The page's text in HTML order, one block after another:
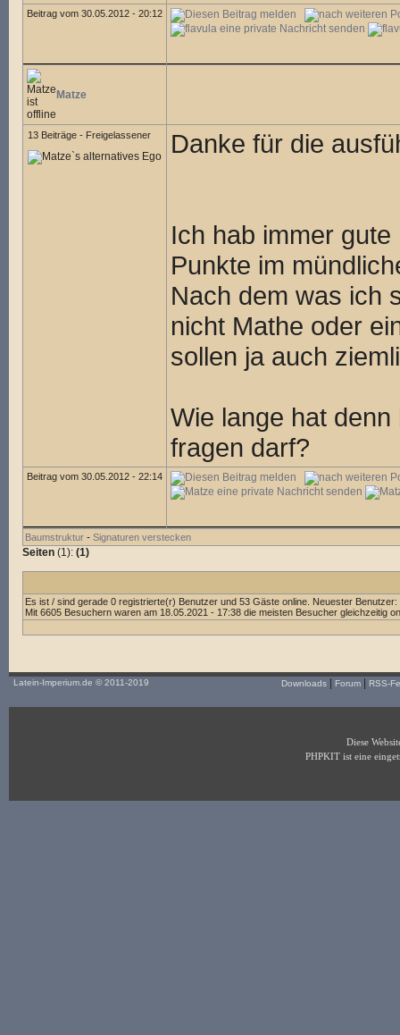
Beitrag vom 30.05.2012 - 20:12
Matze
13 Beiträge - Freigelassener Danke für die
Ich hab immer
Punkte im
Nach dem was ich
nicht Mathe oder
sollen ja auch
Wie lange hat
fragen darf?
Beitrag vom 30.05.2012 - 22:14
Baumstruktur - Signaturen verstecken
Seiten (1): (1)
Es ist / sind gerade 0 registrierte(r) Benutzer und 53 Gäste online. Neuester Benutzer:
Mit 6605 Besuchern waren am 18.05.2021 - 17:38 die meisten Besucher gleichzeitig
Latein-Imperium.de © 2011-2019 Downloads Forum RSS-
Diese
PHPKIT ist eine